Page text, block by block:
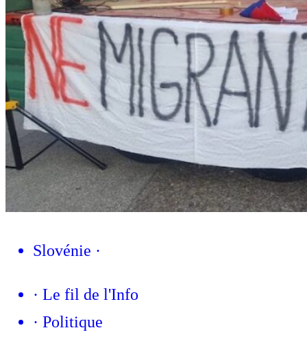
Slovénie ·
· Le fil de l'Info
· Politique